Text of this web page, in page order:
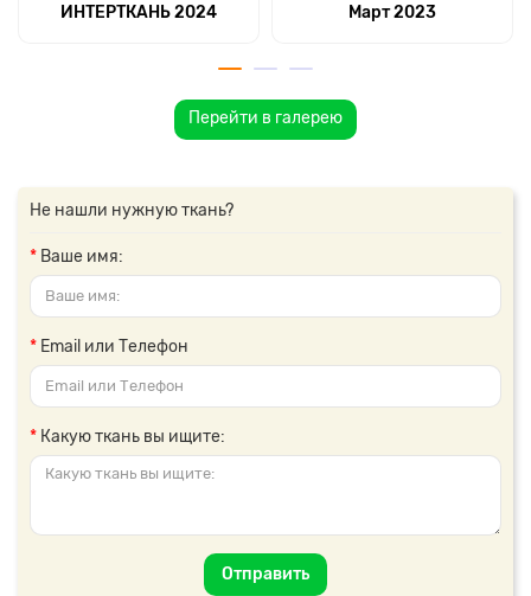
ИНТЕРТКАНЬ 2024 Март 2023
Перейти в галерею
Не нашли нужную ткань?
Ваше имя:
Email или Телефон
Какую ткань вы ищите:
Отправить